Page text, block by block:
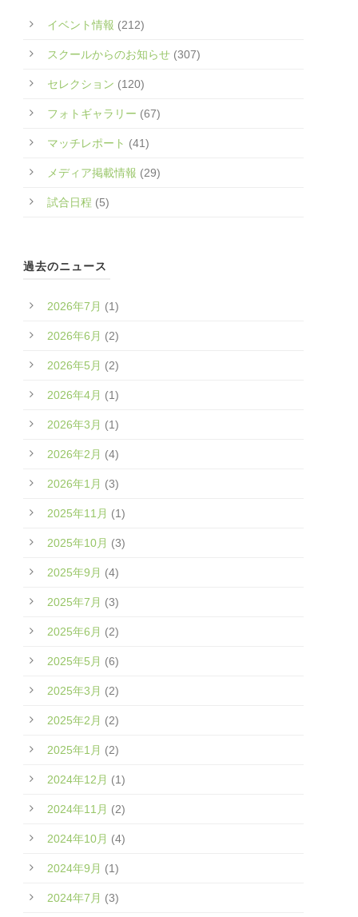
イベント情報 (212)
スクールからのお知らせ (307)
セレクション (120)
フォトギャラリー (67)
マッチレポート (41)
メディア掲載情報 (29)
試合日程 (5)
過去のニュース
2026年7月 (1)
2026年6月 (2)
2026年5月 (2)
2026年4月 (1)
2026年3月 (1)
2026年2月 (4)
2026年1月 (3)
2025年11月 (1)
2025年10月 (3)
2025年9月 (4)
2025年7月 (3)
2025年6月 (2)
2025年5月 (6)
2025年3月 (2)
2025年2月 (2)
2025年1月 (2)
2024年12月 (1)
2024年11月 (2)
2024年10月 (4)
2024年9月 (1)
2024年7月 (3)